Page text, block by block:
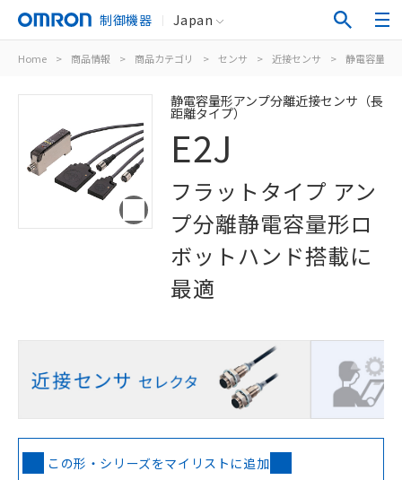
制御機器 Japan
Home > 商品情報 > 商品カテゴリ > センサ > 近接センサ > 静電容量形
静電容量形アンプ分離近接センサ（長
距離タイプ）
E2J
フラットタイプ アン
プ分離静電容量形ロ
ボットハンド搭載に
最適
この形・シリーズをマイリストに追加